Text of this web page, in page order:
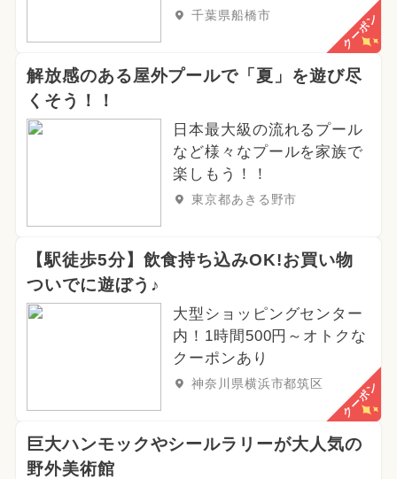
千葉県船橋市 クーポン
解放感のある屋外プールで「夏」を遊び尽
くそう！！
日本最大級の流れるプール
など様々なプールを家族で
楽しもう！！
東京都あきる野市
【駅徒歩5分】飲食持ち込みOK!お買い物
ついでに遊ぼう♪
大型ショッピングセンター
内！1時間500円～オトクな
クーポンあり
神奈川県横浜市都筑区 クーポン
巨大ハンモックやシールラリーが大人気の
野外美術館